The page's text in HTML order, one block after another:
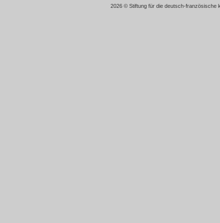
2026 © Stiftung für die deutsch-französische